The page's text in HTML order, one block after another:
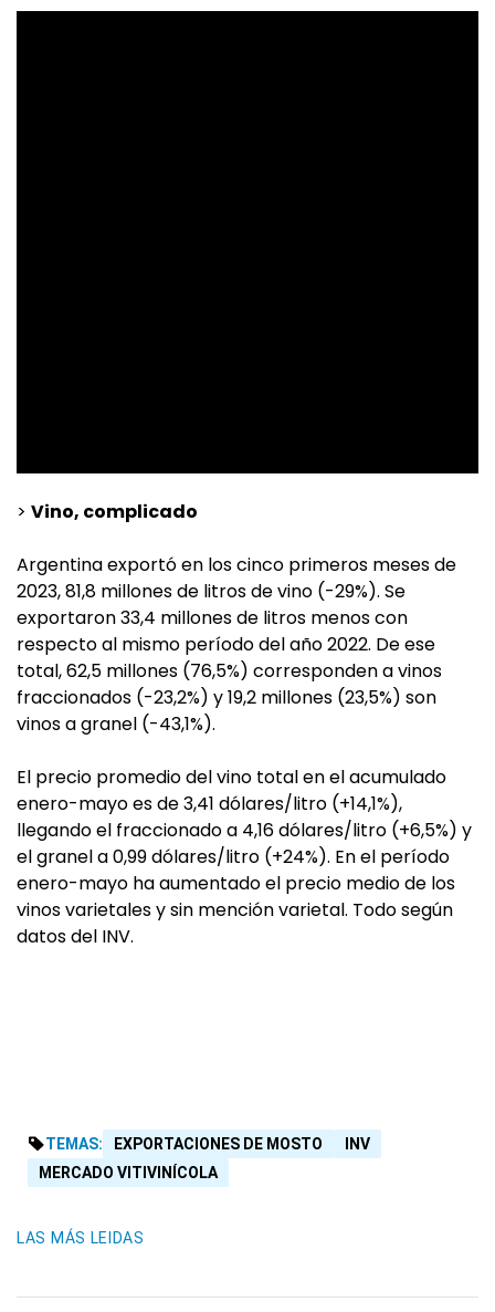
> Vino, complicado
Argentina exportó en los cinco primeros meses de
2023, 81,8 millones de litros de vino (-29%). Se
exportaron 33,4 millones de litros menos con
respecto al mismo período del año 2022. De ese
total, 62,5 millones (76,5%) corresponden a vinos
fraccionados (-23,2%) y 19,2 millones (23,5%) son
vinos a granel (-43,1%).
El precio promedio del vino total en el acumulado
enero-mayo es de 3,41 dólares/litro (+14,1%),
llegando el fraccionado a 4,16 dólares/litro (+6,5%) y
el granel a 0,99 dólares/litro (+24%). En el período
enero-mayo ha aumentado el precio medio de los
vinos varietales y sin mención varietal. Todo según
datos del INV.
TEMAS: EXPORTACIONES DE MOSTO
INV
MERCADO VITIVINÍCOLA
LAS MÁS LEIDAS